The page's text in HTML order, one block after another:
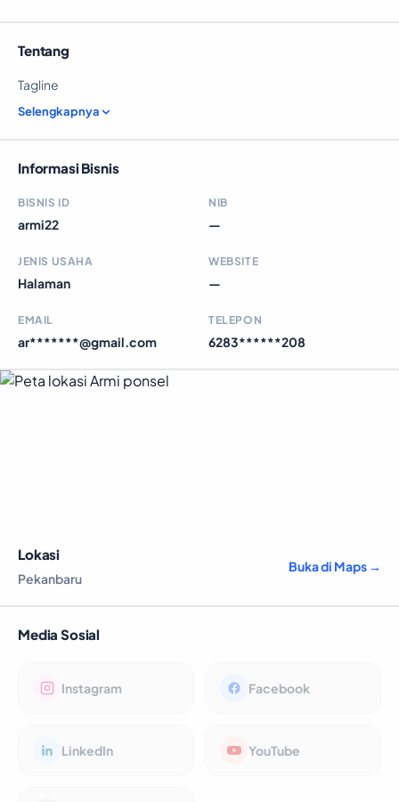
Tentang
Tagline
Selengkapnya
Informasi Bisnis
BISNIS ID
armi22
NIB
—
JENIS USAHA
Halaman
WEBSITE
—
EMAIL
ar*******@gmail.com
TELEPON
6283******208
Lokasi
Pekanbaru
Buka di Maps →
Media Sosial
Instagram Facebook
LinkedIn YouTube